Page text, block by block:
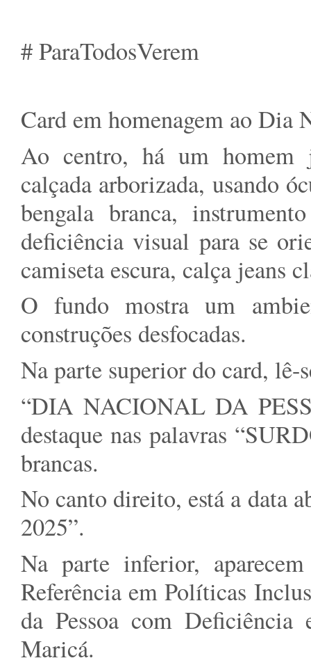
# ParaTodosVerem
Card em homenagem ao Dia
Ao centro, há um homem
calçada arborizada, usando
bengala branca,
deficiência visual para se
camiseta escura, calça jeans
O fundo mostra um
construções desfocadas.
Na parte superior do card, lê-
“DIA NACIONAL DA
destaque nas palavras
brancas.
No canto direito, está a data
2025”.
Na parte inferior,
Referência em Políticas
da Pessoa com
Maricá.